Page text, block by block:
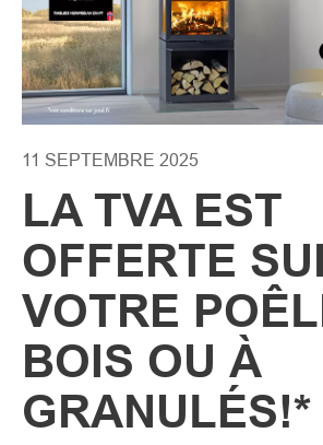
11 SEPTEMBRE 2025
LA TVA EST
OFFERTE
VOTRE
BOIS OU À
GRANULÉS!*